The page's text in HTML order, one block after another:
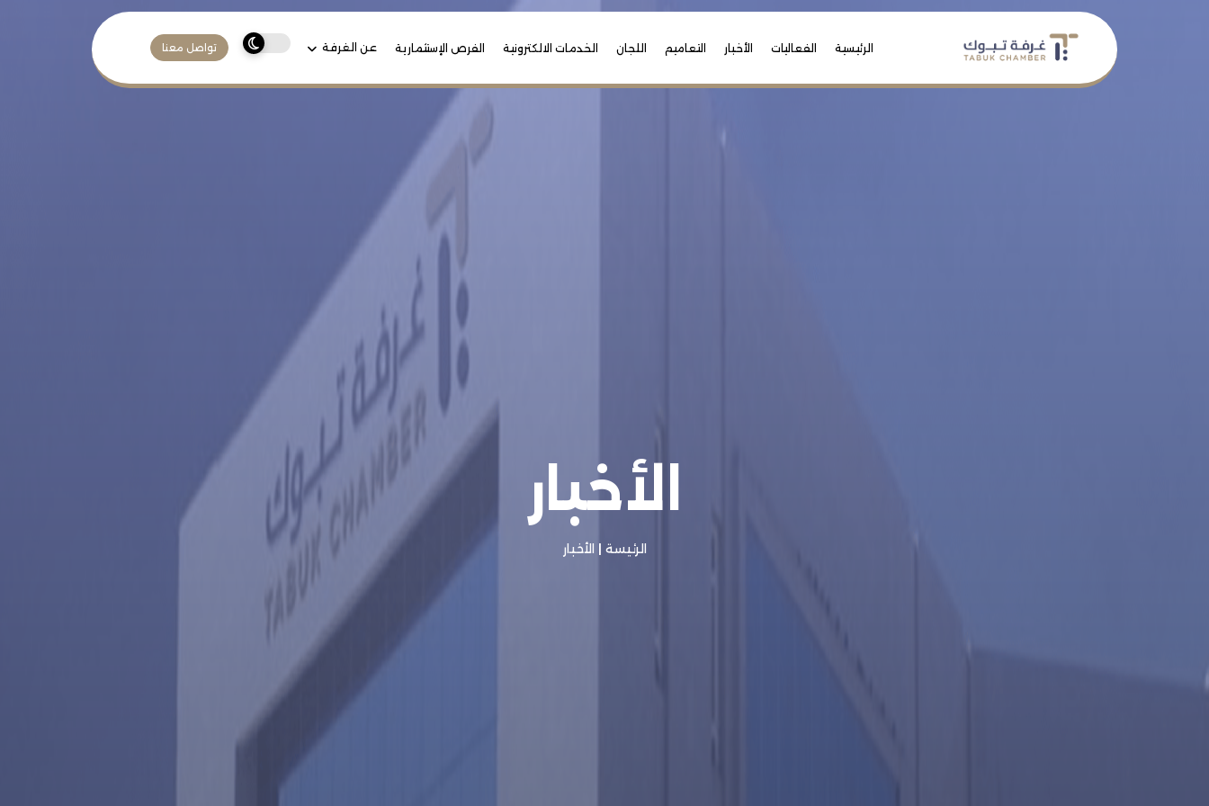
الرئيسية الفعاليات الأخبار التعاميم اللجان الخدمات الالكترونية الفرص الإستثمارية عن الغرفة تواصل معنا
الأخبار
الرئيسة | الأخبار